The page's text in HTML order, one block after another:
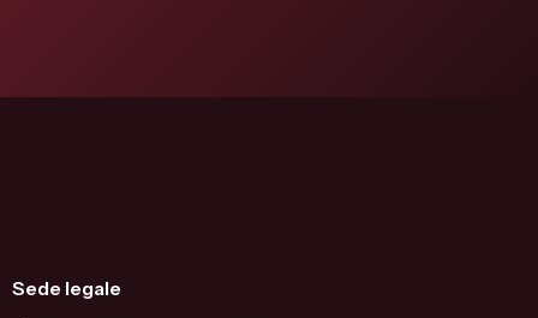
Sede legale